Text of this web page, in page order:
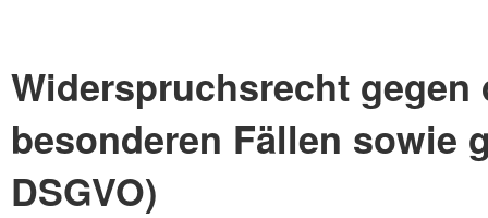
Widerspruchsrecht
besonderen Fällen sowie
DSGVO)